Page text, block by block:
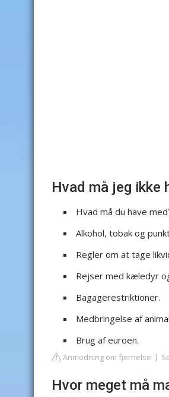
Hvad må jeg ikke
Hvad må du have
Alkohol, tobak og
Regler om at tage
Rejser med kæledyr
Bagagerestriktioner.
Medbringelse af
Brug af euroen.
Anmodning om fjernelse
Hvor meget må